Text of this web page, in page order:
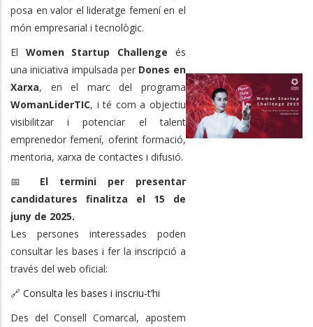
posa en valor el lideratge femení en el
món empresarial i tecnològic.
El Women Startup Challenge és
una iniciativa impulsada per Dones en
Xarxa, en el marc del programa
WomanLiderTIC, i té com a objectiu
visibilitzar i potenciar el talent
emprenedor femení, oferint formació,
mentoria, xarxa de contactes i difusió.
📅 El termini per presentar
candidatures finalitza el 15 de
juny de 2025.
Les persones interessades poden
consultar les bases i fer la inscripció a
través del web oficial:
🔗 Consulta les bases i inscriu-t’hi
Des del Consell Comarcal, apostem